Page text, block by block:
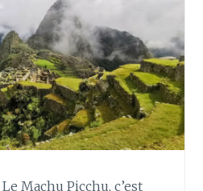
Machu Picchu, c’est